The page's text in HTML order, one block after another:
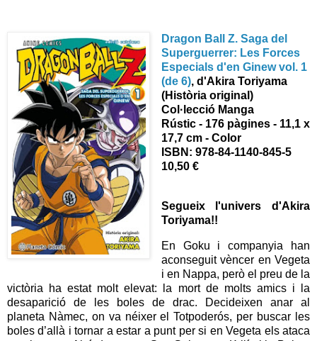
Dragon Ball Z. Saga del
Superguerrer: Les Forces
Especials d'en Ginew vol. 1
(de 6), d'Akira Toriyama
(Història original)
Col·lecció Manga
Rústic - 176 pàgines - 11,1 x
17,7 cm - Color
ISBN: 978-84-1140-845-5
10,50 €
Segueix l'univers d'Akira
Toriyama!!
En Goku i companyia han
aconseguit vèncer en Vegeta
i en Nappa, però el preu de la
victòria ha estat molt elevat: la mort de molts amics i la
desaparició de les boles de drac. Decideixen anar al
planeta Nàmec, on va néixer el Totpoderós, per buscar les
boles d’allà i tornar a estar a punt per si en Vegeta els ataca